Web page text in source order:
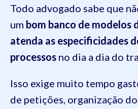
Todo advogado sabe que
um bom banco de modelos
atenda as especificidades
processos no dia a dia do
Isso exige muito tempo
de petições, organização